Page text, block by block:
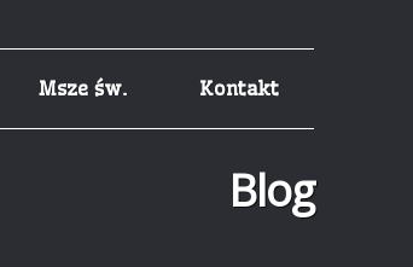
Msze św. Kontakt
Blog